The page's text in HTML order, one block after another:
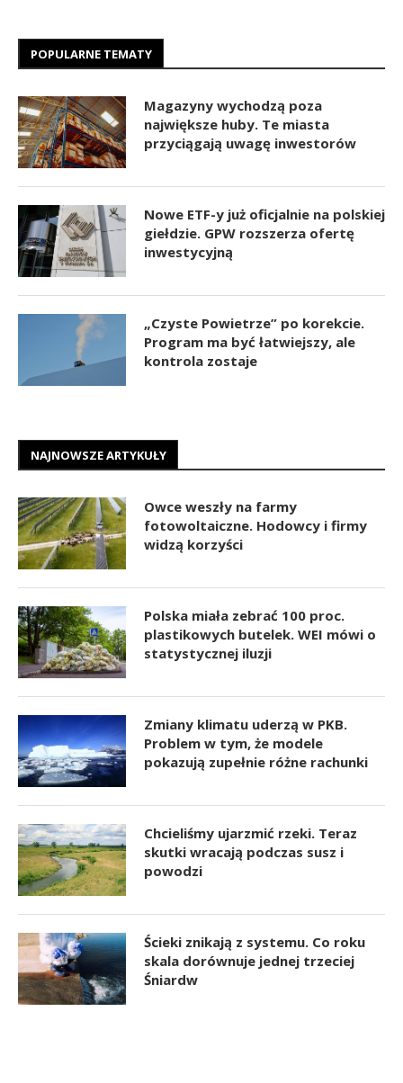
POPULARNE TEMATY
Magazyny wychodzą poza
największe huby. Te miasta
przyciągają uwagę inwestorów
Nowe ETF-y już oficjalnie na polskiej
giełdzie. GPW rozszerza ofertę
inwestycyjną
„Czyste Powietrze” po korekcie.
Program ma być łatwiejszy, ale
kontrola zostaje
NAJNOWSZE ARTYKUŁY
Owce weszły na farmy
fotowoltaiczne. Hodowcy i firmy
widzą korzyści
Polska miała zebrać 100 proc.
plastikowych butelek. WEI mówi o
statystycznej iluzji
Zmiany klimatu uderzą w PKB.
Problem w tym, że modele
pokazują zupełnie różne rachunki
Chcieliśmy ujarzmić rzeki. Teraz
skutki wracają podczas susz i
powodzi
Ścieki znikają z systemu. Co roku
skala dorównuje jednej trzeciej
Śniardw